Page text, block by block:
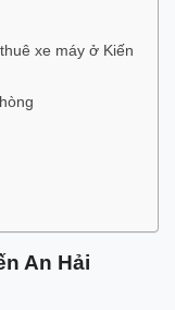
xe máy ở Kiến
An Hải